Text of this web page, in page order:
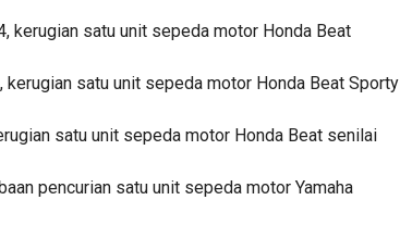
kerugian satu unit sepeda motor Honda Beat
kerugian satu unit sepeda motor Honda Beat Sporty
satu unit sepeda motor Honda Beat senilai
pencurian satu unit sepeda motor Yamaha